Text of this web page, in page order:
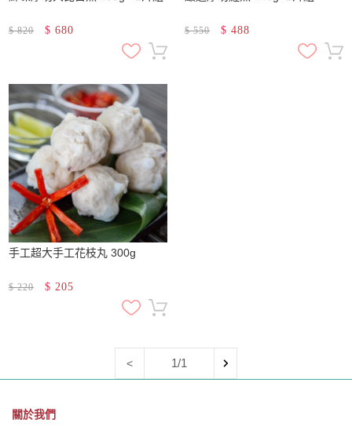
$820 $ 680 $550 $ 488
手工超大手工花枝丸 300g
$220 $ 205
< 1/1
關於我們